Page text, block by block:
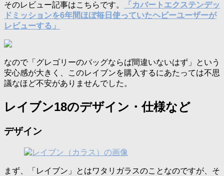
そのレビュー記事はこちらです。
「カバートエクステンデッ
ドミッションを6年間ほぼ毎日使っていたヘビーユーザーが
レビューする」
なので「グレゴリーのバッグならば間違いないはず」という
安心感が大きく、このレイブンを購入するにあたっては不思
議なほど不安がありませんでした。
レイブン18のデザイン・仕様など
デザイン
まず、「レイブン」とはワタリガラスのことなのですが、そ